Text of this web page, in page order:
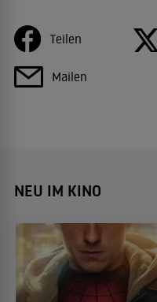
Teilen
Mailen
NEU IM KINO